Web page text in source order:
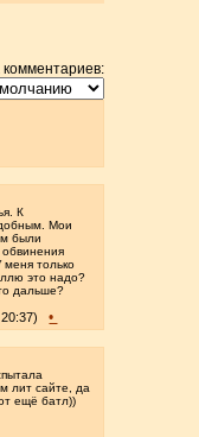
К
Мои
были
меня только
это надо?
дальше?
•
лит сайте, да
ещё батл))